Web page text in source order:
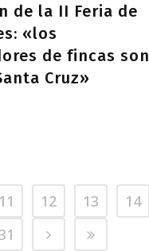
de la II Feria de
«los
de fincas son
Cruz»
11 12 13 14